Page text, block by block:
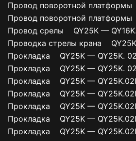
Провод поворотной платформы
Провод поворотной платформы
Провод срелы QY25K — QY16K.
Проводка стрелы крана QY25K
Прокладка QY25K — QY25K. 02
Прокладка QY25K — QY25K.
Прокладка QY25K —
Прокладка QY25K —
Прокладка QY25K —
Прокладка QY25K —
Прокладка QY25K —